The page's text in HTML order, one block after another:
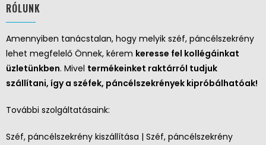
RÓLUNK
Amennyiben tanácstalan, hogy melyik széf, páncélszekrény
lehet megfelelő Önnek, kérem keresse fel kollégáinkat
üzletünkben. Mivel termékeinket raktárról tudjuk
szállítani, így a széfek, páncélszekrények kipróbálhatóak!
További szolgáltatásaink:
Széf, páncélszekrény kiszállítása | Széf, páncélszekrény